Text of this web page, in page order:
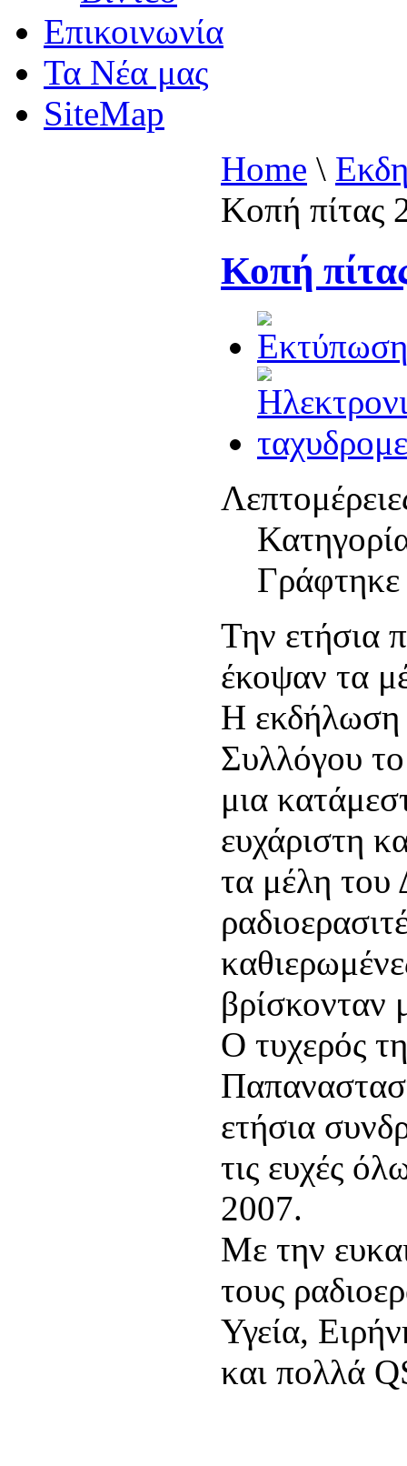
Επικοινωνία
Τα Νέα μας
SiteMap
Home \
Κοπή πίτας
Κοπή
Την ετήσια
έκοψαν τα
Η εκδήλωση
Συλλόγου
μια
ευχάριστη
τα μέλη του
βρίσκονταν
Ο τυχερός
ετήσια
τις ευχές
2007.
Με την
τους
Υγεία,
και πολλά